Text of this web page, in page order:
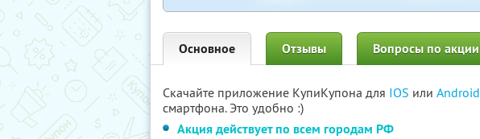
Основное Отзывы Вопросы по акции
Скачайте приложение КупиКупона для IOS или Android
смартфона. Это удобно :)
Акция действует по всем городам РФ